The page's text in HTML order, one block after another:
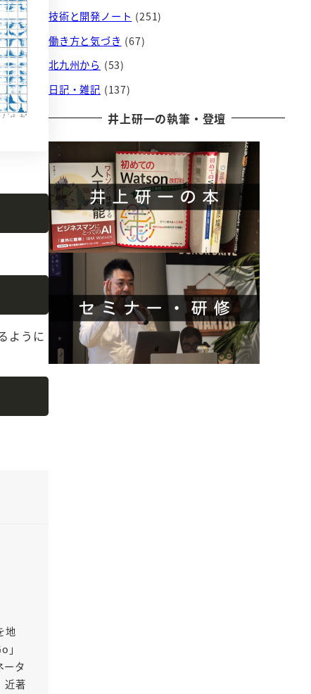
ように
地
ータ
近著
技術と開発ノート (251)
働き方と気づき (67)
北九州から (53)
日記・雑記 (137)
井上研一の執筆・登壇